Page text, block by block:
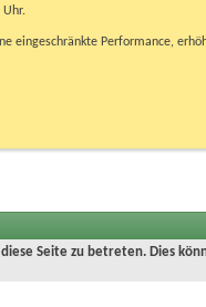
Uhr.
eingeschränkte Performance,
Seite zu betreten. Dies